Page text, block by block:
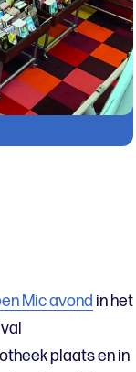
Mic avond in het
plaats en in